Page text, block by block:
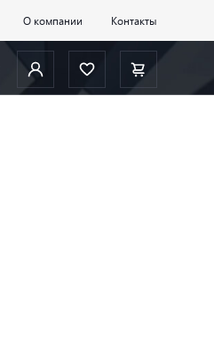
О компании Контакты